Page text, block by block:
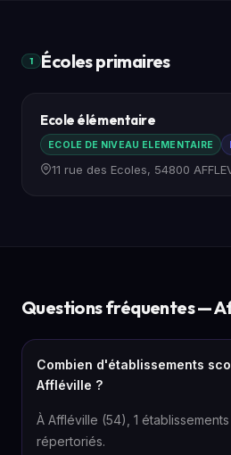
1 Écoles primaires
Ecole élémentaire
ECOLE DE NIVEAU ELEMENTAIRE
11 rue des Ecoles, 54800
Questions fréquentes —
Combien d'établissements
Affléville ?
À Affléville (54), 1
répertoriés.